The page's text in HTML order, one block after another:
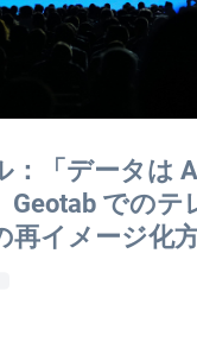
：「データは
Geotab でのテ
再イメージ化